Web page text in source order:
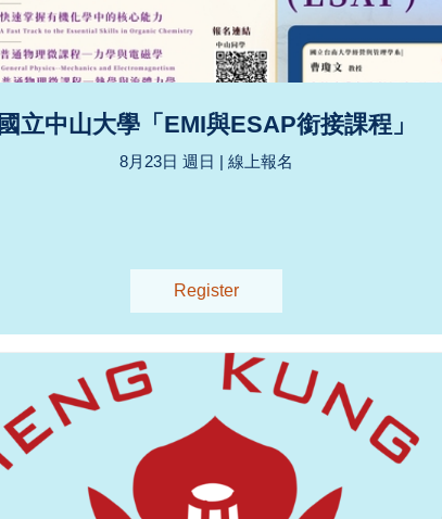
國立中山大學「EMI與ESAP銜接課程」
8月23日 週日 | 線上報名
Register